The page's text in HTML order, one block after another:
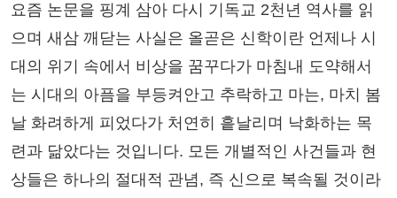
요즘 논문을 핑계 삼아 다시 기독교 2천년 역사를 읽
으며 새삼 깨닫는 사실은 올곧은 신학이란 언제나 시
대의 위기 속에서 비상을 꿈꾸다가 마침내 도약해서
는 시대의 아픔을 부등켜안고 추락하고 마는, 마치 봄
날 화려하게 피었다가 처연히 흩날리며 낙화하는 목
련과 닮았다는 것입니다. 모든 개별적인 사건들과 현
상들은 하나의 절대적 관념, 즉 신으로 복속될 것이라